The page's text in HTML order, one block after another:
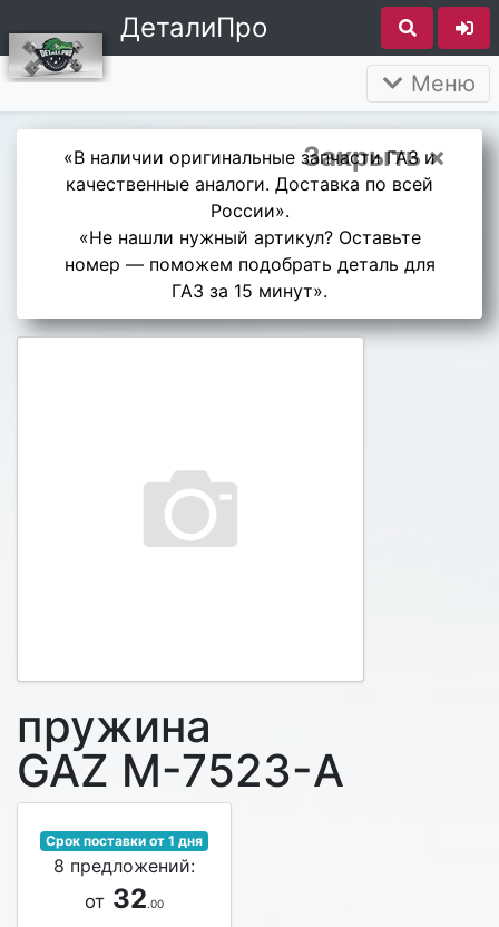
ДеталиПро
Меню
Закрыть ×
«В наличии оригинальные запчасти ГАЗ и
качественные аналоги. Доставка по всей
России».
«Не нашли нужный артикул? Оставьте
номер — поможем подобрать деталь для
ГАЗ за 15 минут».
пружина
GAZ M-7523-A
Срок поставки от 1 дня
8 предложений:
от 32.00